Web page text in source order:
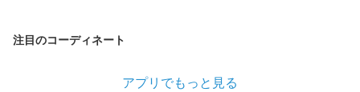
注目のコーディネート
アプリでもっと見る